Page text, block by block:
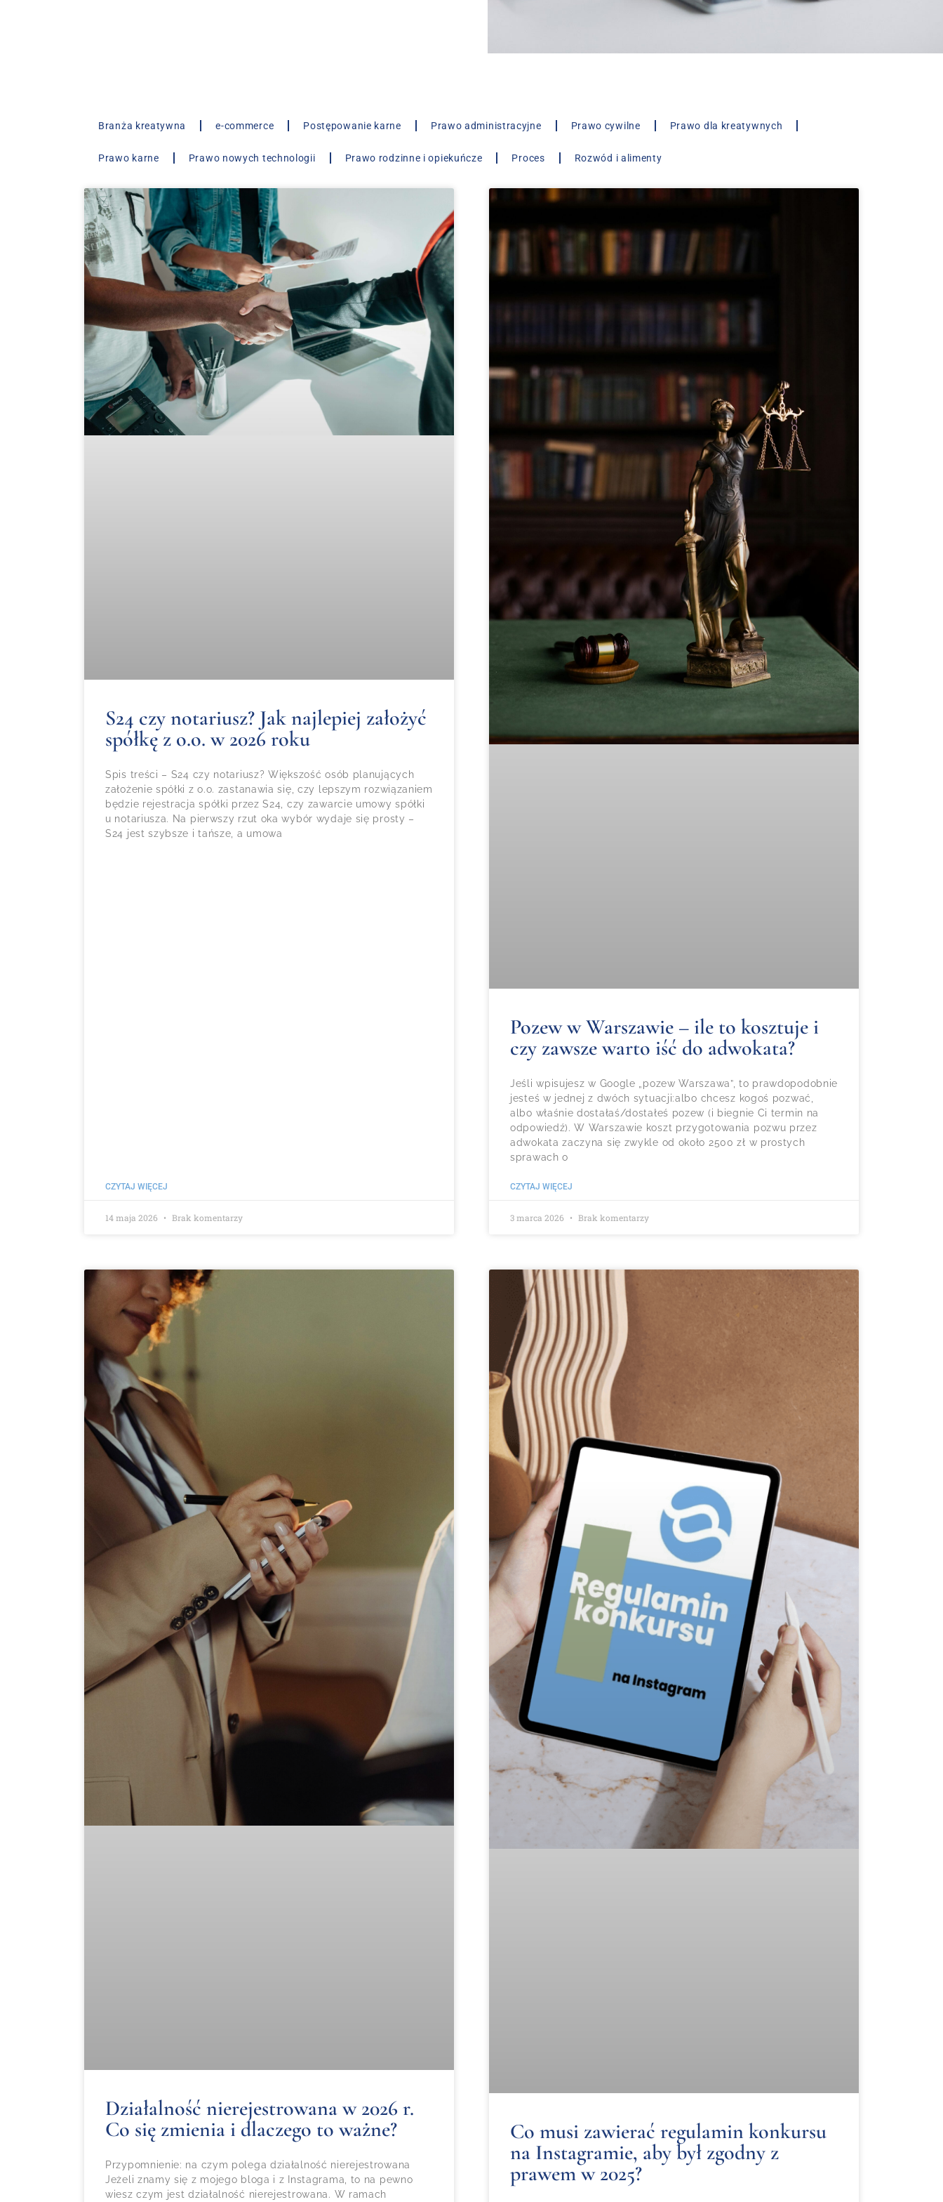
Branża kreatywna e-commerce Postępowanie karne Prawo administracyjne Prawo cywilne Prawo dla kreatywnych
Prawo karne Prawo nowych technologii Prawo rodzinne i opiekuńcze Proces Rozwód i alimenty
S24 czy notariusz? Jak najlepiej założyć
spółkę z o.o. w 2026 roku
Spis treści – S24 czy notariusz? Większość osób planujących
założenie spółki z o.o. zastanawia się, czy lepszym rozwiązaniem
będzie rejestracja spółki przez S24, czy zawarcie umowy spółki
u notariusza. Na pierwszy rzut oka wybór wydaje się prosty –
S24 jest szybsze i tańsze, a umowa
CZYTAJ WIĘCEJ
14 maja 2026 Brak komentarzy
Pozew w Warszawie – ile to kosztuje i
czy zawsze warto iść do adwokata?
Jeśli wpisujesz w Google „pozew Warszawa”, to prawdopodobnie
jesteś w jednej z dwóch sytuacji:albo chcesz kogoś pozwać,
albo właśnie dostałaś/dostałeś pozew (i biegnie Ci termin na
odpowiedź). W Warszawie koszt przygotowania pozwu przez
adwokata zaczyna się zwykle od około 2500 zł w prostych
sprawach o
CZYTAJ WIĘCEJ
3 marca 2026 Brak komentarzy
Działalność nierejestrowana w 2026 r.
Co się zmienia i dlaczego to ważne?
Przypomnienie: na czym polega działalność nierejestrowana
Jeżeli znamy się z mojego bloga i z Instagrama, to na pewno
wiesz czym jest działalność nierejestrowana. W ramach
Co musi zawierać regulamin konkursu
na Instagramie, aby był zgodny z
prawem w 2025?